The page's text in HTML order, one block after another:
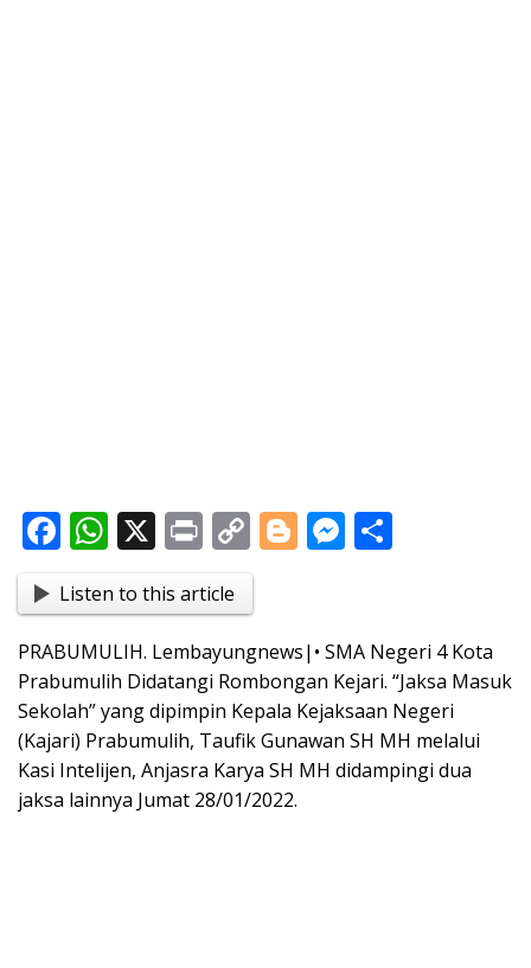
F
e
b
o
o
k
W
at
s
A
p
p
X Pr
t
C
o
p
y
Li
n
k
Bl
g
er
M
e
n
g
er
e
Listen to this article
PRABUMULIH. Lembayungnews|• SMA Negeri 4 Kota
Prabumulih Didatangi Rombongan Kejari. “Jaksa Masuk
Sekolah” yang dipimpin Kepala Kejaksaan Negeri
(Kajari) Prabumulih, Taufik Gunawan SH MH melalui
Kasi Intelijen, Anjasra Karya SH MH didampingi dua
jaksa lainnya Jumat 28/01/2022.